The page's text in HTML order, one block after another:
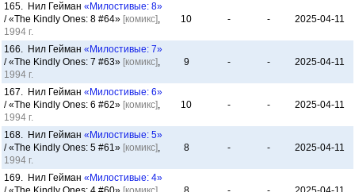
165. Нил Гейман «Милостивые: 8»
/ «The Kindly Ones: 8 #64» [комикс],
1994 г.
10 - - 2025-04-11
166. Нил Гейман «Милостивые: 7»
/ «The Kindly Ones: 7 #63» [комикс],
1994 г.
9 - - 2025-04-11
167. Нил Гейман «Милостивые: 6»
/ «The Kindly Ones: 6 #62» [комикс],
1994 г.
10 - - 2025-04-11
168. Нил Гейман «Милостивые: 5»
/ «The Kindly Ones: 5 #61» [комикс],
1994 г.
8 - - 2025-04-11
169. Нил Гейман «Милостивые: 4»